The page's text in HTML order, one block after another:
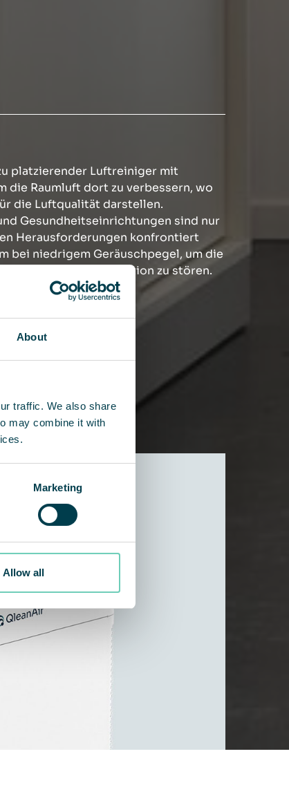
About
traffic. We also share
may combine it with
Marketing
Allow all
platzierender Luftreiniger mit
die Raumluft dort zu verbessern, wo
die Luftqualität darstellen.
Gesundheitseinrichtungen sind nur
Herausforderungen konfrontiert
bei niedrigem Geräuschpegel, um die
oder Ihre Konzentration zu stören.